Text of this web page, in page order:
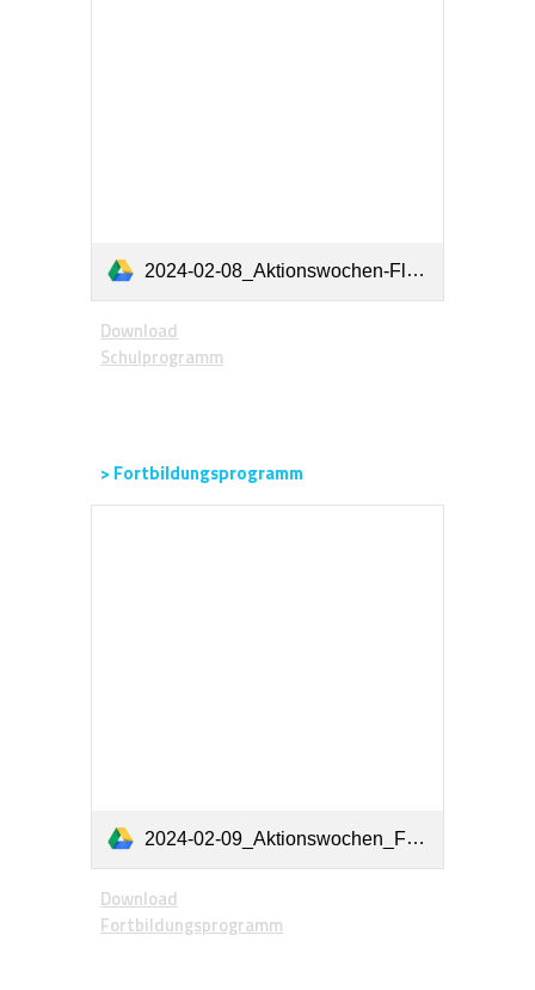
2024-02-08_Aktionswochen-Flyer-Schulprogramm_RZ_korr.pdf
Download
Schulprogramm
> Fortbildungsprogramm
2024-02-09_Aktionswochen_Fortbildungsprogramm_RZ_korr.pdf
Download
Fortbildungsprogramm